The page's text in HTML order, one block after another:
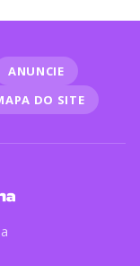
ANUNCIE
DO SITE